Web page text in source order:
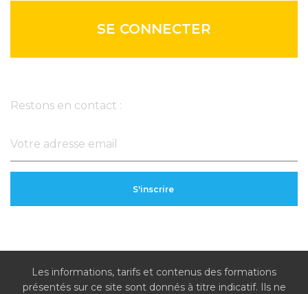
SE CONNECTER
Restons en contact :
Les informations, tarifs et contenus des formations
présentés sur ce site sont donnés à titre indicatif. Ils ne